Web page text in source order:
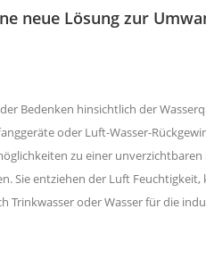
neue Lösung zur
Bedenken hinsichtlich der
oder Luft-Wasser-
zu einer unverzichtbaren
Sie entziehen der Luft
oder Wasser für die